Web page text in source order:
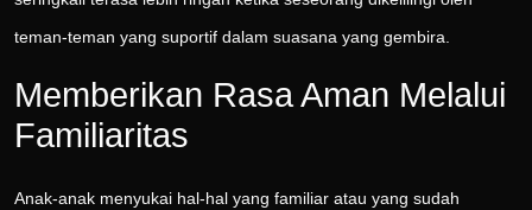
teman-teman yang suportif dalam suasana yang gembira.
Memberikan Rasa Aman Melalui
Familiaritas
Anak-anak menyukai hal-hal yang familiar atau yang sudah